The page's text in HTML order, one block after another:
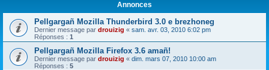
Annonces
Pellgargañ Mozilla Thunderbird 3.0 e brezhoneg
Dernier message par drouizig « sam. avr. 03, 2010 6:02 pm
Réponses : 1
Pellgargañ Mozilla Firefox 3.6 amañ!
Dernier message par drouizig « dim. mars 07, 2010 10:00 am
Réponses : 5